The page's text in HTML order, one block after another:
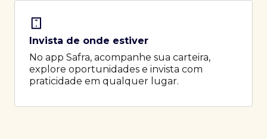
Invista de onde estiver
No app Safra, acompanhe sua carteira,
explore oportunidades e invista com
praticidade em qualquer lugar.